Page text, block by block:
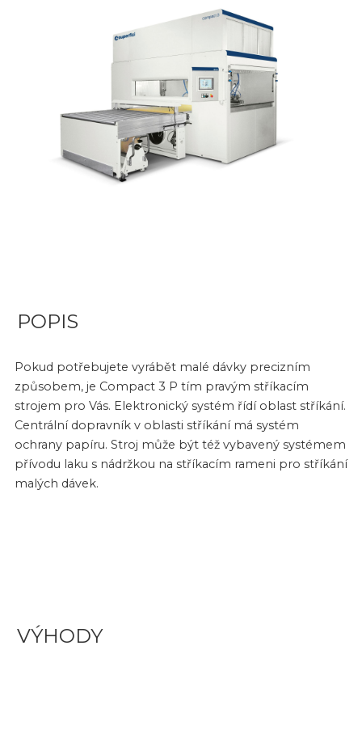
POPIS
Pokud potřebujete vyrábět malé dávky precizním
způsobem, je Compact 3 P tím pravým stříkacím
strojem pro Vás. Elektronický systém řídí oblast stříkání.
Centrální dopravník v oblasti stříkání má systém
ochrany papíru. Stroj může být též vybavený systémem
přívodu laku s nádržkou na stříkacím rameni pro stříkání
malých dávek.
VÝHODY